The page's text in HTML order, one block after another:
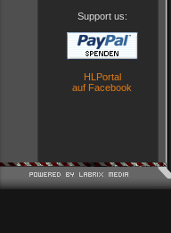
Support us:
HLPortal
auf Facebook